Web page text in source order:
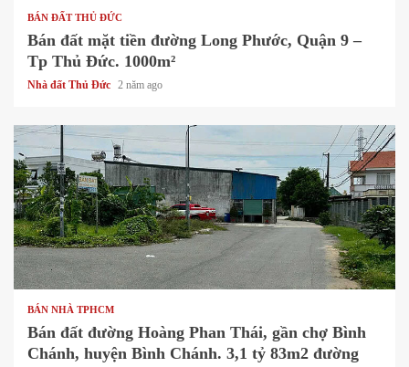
BÁN ĐẤT THỦ ĐỨC
Bán đất mặt tiền đường Long Phước, Quận 9 –
Tp Thủ Đức. 1000m²
Nhà đất Thủ Đức 2 năm ago
1 min read
BÁN NHÀ TPHCM
Bán đất đường Hoàng Phan Thái, gần chợ Bình
Chánh, huyện Bình Chánh. 3,1 tỷ 83m2 đường